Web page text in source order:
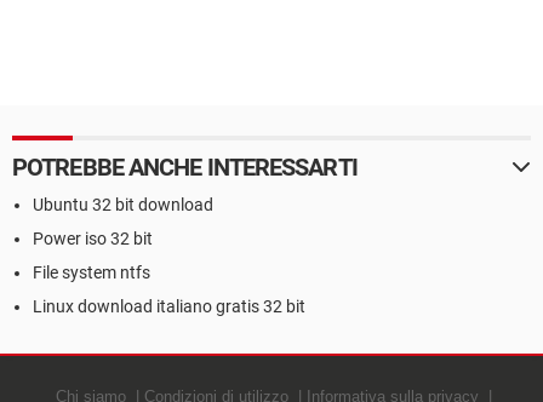
POTREBBE ANCHE INTERESSARTI
Ubuntu 32 bit download
Power iso 32 bit
File system ntfs
Linux download italiano gratis 32 bit
Chi siamo Condizioni di utilizzo Informativa sulla privacy